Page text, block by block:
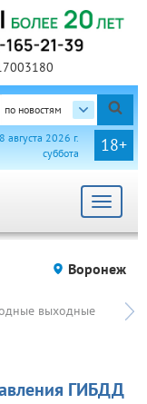
по новостям
18+
8 августа 2026 г.
суббота
Toggle
Воронеж
выходные
ГИБДД